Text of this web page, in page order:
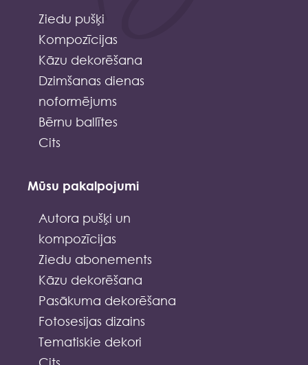
Ziedu pušķi
Kompozīcijas
Kāzu dekorēšana
Dzimšanas dienas
noformējums
Bērnu ballītes
Cits
Mūsu pakalpojumi
Autora pušķi un
kompozīcijas
Ziedu abonements
Kāzu dekorēšana
Pasākuma dekorēšana
Fotosesijas dizains
Tematiskie dekori